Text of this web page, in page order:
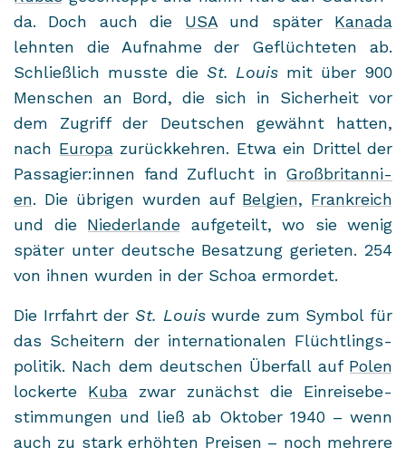
da. Doch auch die USAund spä­ter Ka­na­da
lehn­ten die Auf­nah­me der Ge­flüch­te­ten ab.
Schließ­lich muss­te die St. Louis mit über 900
Men­schen an Bord, die sich in Si­cher­heit vor
dem Zu­griff der Deut­schen ge­wähnt hat­ten,
nach Eu­ro­pazu­rück­keh­ren. Etwa ein Drit­tel der
Pas­sa­gier:innen fand Zu­flucht in Groß­bri­tan­ni­
en. Die üb­ri­gen wur­den auf Bel­gi­en, Frank­reich
und die Nie­der­lan­de auf­ge­teilt, wo sie wenig
spä­ter unter deut­sche Be­sat­zung ge­rie­ten. 254
von ihnen wur­den in der Schoa er­mor­det.
Die Irr­fahrt der St. Louiswurde zum Sym­bol für
das Schei­tern der in­ter­na­tio­na­len Flücht­lings­
po­li­tik. Nach dem deut­schen Über­fall auf Polen
lo­cker­te Kuba zwar zu­nächst die Ein­rei­se­be­
stim­mun­gen und ließ ab Ok­to­ber 1940 – wenn
auch zu stark er­höh­ten Prei­sen – noch meh­re­re